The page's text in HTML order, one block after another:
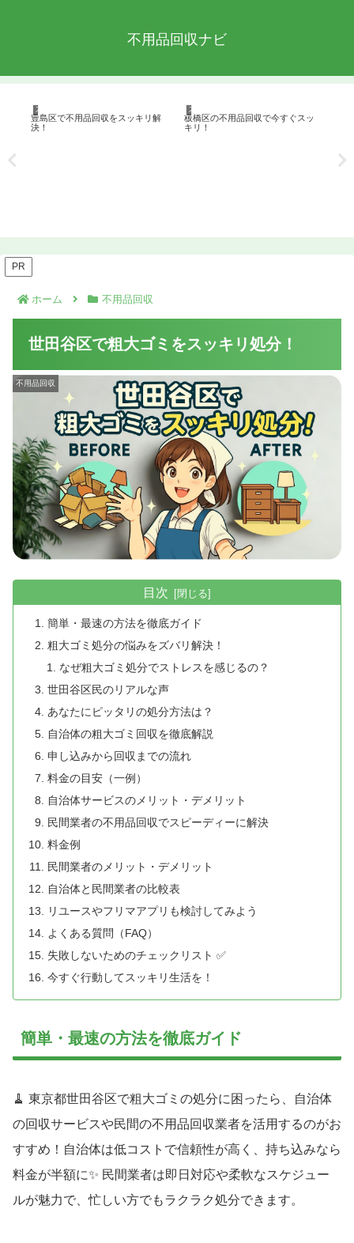
不用品回収ナビ
不用品回収
豊島区で不用品回収をスッキリ解
決！
不用品回収
板橋区の不用品回収で今すぐスッ
キリ！
PR
ホーム 不用品回収
世田谷区で粗大ゴミをスッキリ処分！
不用品回収
目次
簡単・最速の方法を徹底ガイド
粗大ゴミ処分の悩みをズバリ解決！
なぜ粗大ゴミ処分でストレスを感じるの？
世田谷区民のリアルな声
あなたにピッタリの処分方法は？
自治体の粗大ゴミ回収を徹底解説
申し込みから回収までの流れ
料金の目安（一例）
自治体サービスのメリット・デメリット
民間業者の不用品回収でスピーディーに解決
料金例
民間業者のメリット・デメリット
自治体と民間業者の比較表
リユースやフリマアプリも検討してみよう
よくある質問（FAQ）
失敗しないためのチェックリスト ✅
今すぐ行動してスッキリ生活を！
簡単・最速の方法を徹底ガイド
🧹 東京都世田谷区で粗大ゴミの処分に困ったら、自治体
の回収サービスや民間の不用品回収業者を活用するのがお
すすめ！自治体は低コストで信頼性が高く、持ち込みなら
料金が半額に✨ 民間業者は即日対応や柔軟なスケジュー
ルが魅力で、忙しい方でもラクラク処分できます。